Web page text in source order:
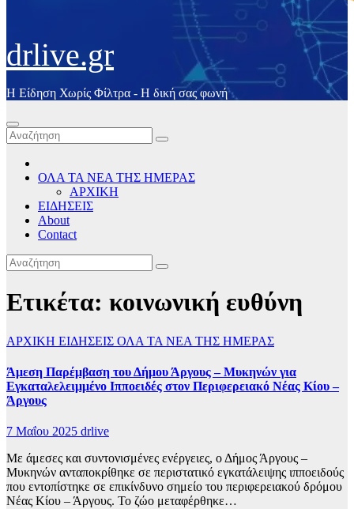
drlive.gr
Η Είδηση Χωρίς Φίλτρα - H δική σας φωνή
ΟΛΑ ΤΑ ΝΕΑ ΤΗΣ ΗΜΕΡΑΣ
ΑΡΧΙΚΗ
ΕΙΔΗΣΕΙΣ
About
Contact
Ετικέτα: κοινωνική ευθύνη
ΑΡΧΙΚΗ ΕΙΔΗΣΕΙΣ ΟΛΑ ΤΑ ΝΕΑ ΤΗΣ ΗΜΕΡΑΣ
Άμεση Παρέμβαση του Δήμου Άργους – Μυκηνών για
Εγκαταλελειμμένο Ιπποειδές στον Περιφερειακό Νέας Κίου –
Άργους
7 Μαΐου 2025 drlive
Με άμεσες και συντονισμένες ενέργειες, ο Δήμος Άργους –
Μυκηνών ανταποκρίθηκε σε περιστατικό εγκατάλειψης ιπποειδούς
που εντοπίστηκε σε επικίνδυνο σημείο του περιφερειακού δρόμου
Νέας Κίου – Άργους. Το ζώο μεταφέρθηκε…